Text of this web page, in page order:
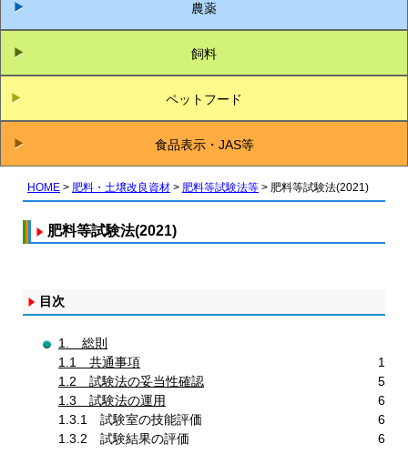
農薬
飼料
ペットフード
食品表示・JAS等
HOME 肥料・土壌改良資材 肥料等試験法等 肥料等試験法(2021)
肥料等試験法(2021)
目次
1. 総則
1.1 共通事項
1
1.2 試験法の妥当性確認
5
1.3 試験法の運用
6
1.3.1 試験室の技能評価
6
1.3.2 試験結果の評価
6